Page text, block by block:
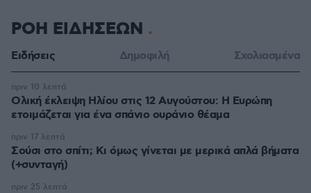
ΡΟΗ ΕΙΔΗΣΕΩΝ
Ειδήσεις Δημοφιλή Σχολιασμένα
Ολική έκλειψη Ηλίου στις 12 Αυγούστου: Η Ευρώπη
ετοιμάζεται για ένα σπάνιο ουράνιο θέαμα
πριν 10 λεπτά
Σούσι στο σπίτι; Κι όμως γίνεται με μερικά απλά βήματα
(+συνταγή)
πριν 17 λεπτά
πριν 25 λεπτά